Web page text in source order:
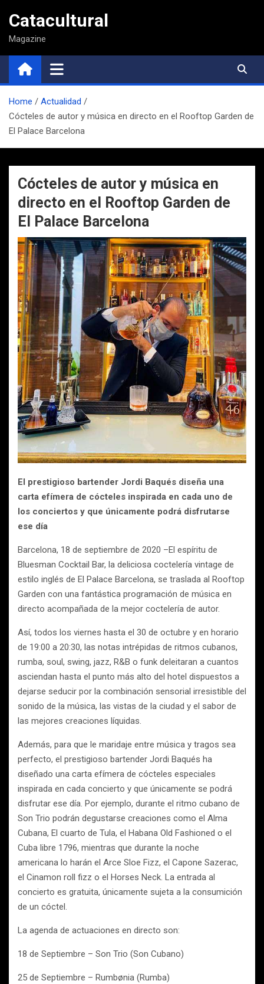
contenido
Catacultural
Magazine
Home
Actualidad
Cócteles de autor y música en directo en el Rooftop Garden de
El Palace Barcelona
Cócteles de autor y música en
directo en el Rooftop Garden de
El Palace Barcelona
El prestigioso bartender Jordi Baqués diseña una
carta efímera de cócteles inspirada en cada uno de
los conciertos y que únicamente podrá disfrutarse
ese día
Barcelona, 18 de septiembre de 2020 –El espíritu de
Bluesman Cocktail Bar, la deliciosa coctelería vintage de
estilo inglés de El Palace Barcelona, se traslada al Rooftop
Garden con una fantástica programación de música en
directo acompañada de la mejor coctelería de autor.
Así, todos los viernes hasta el 30 de octubre y en horario
de 19:00 a 20:30, las notas intrépidas de ritmos cubanos,
rumba, soul, swing, jazz, R&B o funk deleitaran a cuantos
asciendan hasta el punto más alto del hotel dispuestos a
dejarse seducir por la combinación sensorial irresistible del
sonido de la música, las vistas de la ciudad y el sabor de
las mejores creaciones líquidas.
Además, para que le maridaje entre música y tragos sea
perfecto, el prestigioso bartender Jordi Baqués ha
diseñado una carta efímera de cócteles especiales
inspirada en cada concierto y que únicamente se podrá
disfrutar ese día. Por ejemplo, durante el ritmo cubano de
Son Trio podrán degustarse creaciones como el Alma
Cubana, El cuarto de Tula, el Habana Old Fashioned o el
Cuba libre 1796, mientras que durante la noche
americana lo harán el Arce Sloe Fizz, el Capone Sazerac,
el Cinamon roll fizz o el Horses Neck. La entrada al
concierto es gratuita, únicamente sujeta a la consumición
de un cóctel.
La agenda de actuaciones en directo son:
18 de Septiembre – Son Trio (Son Cubano)
25 de Septiembre – Rumbønia (Rumba)